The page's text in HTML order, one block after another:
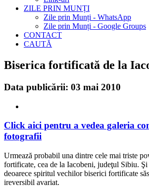
ZILE PRIN MUNȚI
Zile prin Munți - WhatsApp
Zile prin Munți - Google Groups
CONTACT
CAUTĂ
Biserica fortificată de la
Data publicării: 03 mai 2010
Click aici pentru a vedea galeria
fotografii
Urmează probabil una dintre cele mai triste
fortificate, cea de la Iacobeni, judeţul Sibiu. Şi
deoarece spiritul vechilor biserici fortificate
ireversibil avariat.